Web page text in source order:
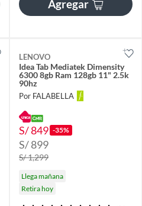
Agregar
LENOVO
Idea Tab Mediatek Dimensity
6300 8gb Ram 128gb 11" 2.5k
90hz
Por FALABELLA
S/ 849 -35%
S/ 899
S/ 1,299
Llega mañana
Retira hoy